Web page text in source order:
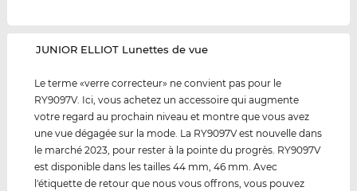
‌JUNIOR ELLIOT Lunettes de vue
Le terme «verre correcteur» ne convient pas pour le
RY9097V. Ici, vous achetez un accessoire qui augmente
votre regard au prochain niveau et montre que vous avez
une vue dégagée sur la mode. La RY9097V est nouvelle dans
le marché 2023, pour rester à la pointe du progrès. RY9097V
est disponible dans les tailles 44 mm, 46 mm. Avec
l'étiquette de retour que nous vous offrons, vous pouvez